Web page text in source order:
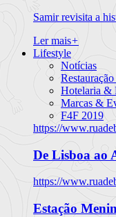
Samir revisita a
Ler mais+
Lifestyle
Notícias
Hotelaria &
Marcas &
F4F 2019
https://
De Lisboa ao
https://
Estação